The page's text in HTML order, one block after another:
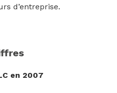
d’entreprise.
en 2007